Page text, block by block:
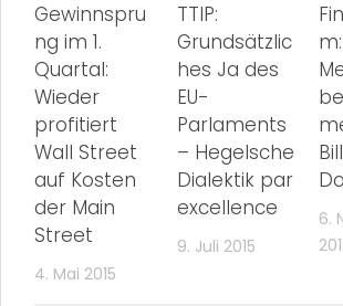
Gewinnspru
ng im 1.
Quartal:
Wieder
profitiert
Wall Street
auf Kosten
der Main
Street
4. Mai 2015
TTIP:
Grundsätzlic
hes Ja des
EU-
Parlaments
– Hegelsche
Dialektik par
excellence
9. Juli 2015
6.